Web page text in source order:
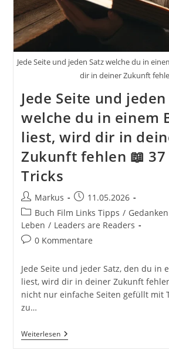
Jede Seite und jeden Satz welche du in
dir in deiner Zukunft
Jede Seite und jeden
welche du in einem
liest, wird dir in
Zukunft fehlen 📖
Tricks
Beitrags-
Autor:
Markus
Beitrag
veröffentlicht:
11.05.2026
Beitrags-
Kategorie:
Buch Film Links Tipps /
Leben / Leaders are Readers
Beitrags-
0 Kommentare
Jede Seite und jeder Satz, den du in
liest, wird dir in deiner Zukunft
nicht nur einfache Seiten gefüllt mit
zu…
WeiterlesenJede
Seite